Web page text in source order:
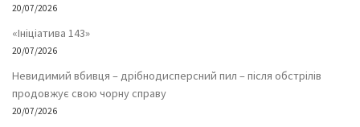
20/07/2026
«Ініціатива 143»
20/07/2026
Невидимий вбивця – дрібнодисперсний пил – після обстрілів
продовжує свою чорну справу
20/07/2026